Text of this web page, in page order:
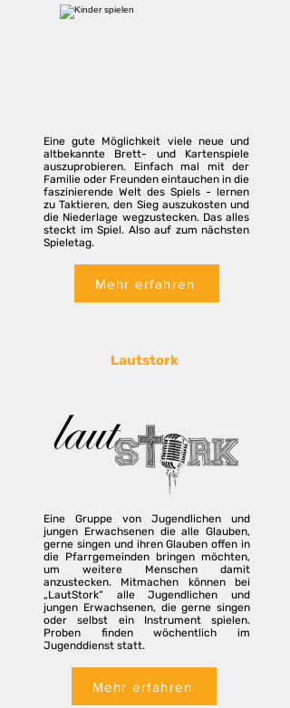
Eine gute Möglichkeit viele neue und
altbekannte Brett- und Kartenspiele
auszuprobieren. Einfach mal mit der
Familie oder Freunden eintauchen in die
faszinierende Welt des Spiels - lernen
zu Taktieren, den Sieg auszukosten und
die Niederlage wegzustecken. Das alles
steckt im Spiel. Also auf zum nächsten
Spieletag.
Mehr erfahren
Lautstork
Eine Gruppe von Jugendlichen und
jungen Erwachsenen die alle Glauben,
gerne singen und ihren Glauben offen in
die Pfarrgemeinden bringen möchten,
um weitere Menschen damit
anzustecken. Mitmachen können bei
„LautStork“ alle Jugendlichen und
jungen Erwachsenen, die gerne singen
oder selbst ein Instrument spielen.
Proben finden wöchentlich im
Jugenddienst statt.
Mehr erfahren